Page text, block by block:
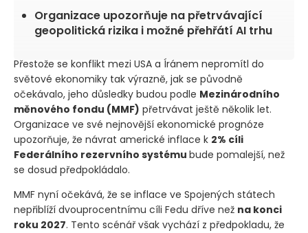
Organizace upozorňuje na přetrvávající
geopolitická rizika i možné přehřátí AI trhu
Přestože se konflikt mezi USA a Íránem nepromítl do
světové ekonomiky tak výrazně, jak se původně
očekávalo, jeho důsledky budou podle Mezinárodního
měnového fondu (MMF) přetrvávat ještě několik let.
Organizace ve své nejnovější ekonomické prognóze
upozorňuje, že návrat americké inflace k 2% cíli
Federálního rezervního systému bude pomalejší, než
se dosud předpokládalo.
MMF nyní očekává, že se inflace ve Spojených státech
nepřiblíží dvouprocentnímu cíli Fedu dříve než na konci
roku 2027. Tento scénář však vychází z předpokladu, že